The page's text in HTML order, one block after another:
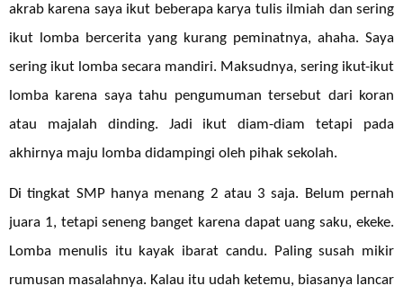
akrab karena saya ikut beberapa karya tulis ilmiah dan sering
ikut lomba bercerita yang kurang peminatnya, ahaha. Saya
sering ikut lomba secara mandiri. Maksudnya, sering ikut-ikut
lomba karena saya tahu pengumuman tersebut dari koran
atau majalah dinding. Jadi ikut diam-diam tetapi pada
akhirnya maju lomba didampingi oleh pihak sekolah.
Di tingkat SMP hanya menang 2 atau 3 saja. Belum pernah
juara 1, tetapi seneng banget karena dapat uang saku, ekeke.
Lomba menulis itu kayak ibarat candu. Paling susah mikir
rumusan masalahnya. Kalau itu udah ketemu, biasanya lancar